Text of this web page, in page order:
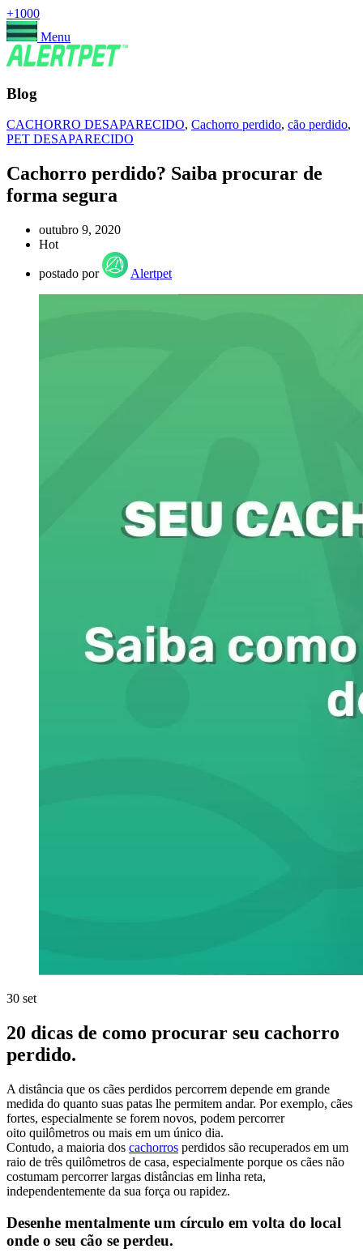
+1000
Menu
Blog
CACHORRO DESAPARECIDO, Cachorro perdido, cão perdido,
PET DESAPARECIDO
Cachorro perdido? Saiba procurar de
forma segura
outubro 9, 2020
Hot
postado por Alertpet
30 set
20 dicas de como procurar seu cachorro
perdido.
A distância que os cães perdidos percorrem depende em grande
medida do quanto suas patas lhe permitem andar. Por exemplo, cães
fortes, especialmente se forem novos, podem percorrer
oito quilômetros ou mais em um único dia.
Contudo, a maioria dos cachorros perdidos são recuperados em um
raio de três quilômetros de casa, especialmente porque os cães não
costumam percorrer largas distâncias em linha reta,
independentemente da sua força ou rapidez.
Desenhe mentalmente um círculo em volta do local
onde o seu cão se perdeu.